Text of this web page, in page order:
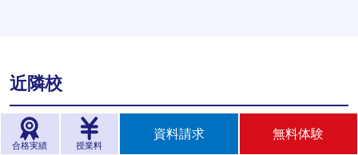
近隣校
小中学部 日吉校
合格実績 授業料
資料請求 無料体験